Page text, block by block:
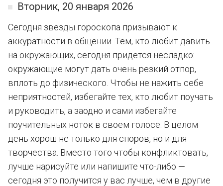
Вторник, 20 января 2026
Сегодня звезды гороскопа призывают к
аккуратности в общении. Тем, кто любит давить
на окружающих, сегодня придется несладко:
окружающие могут дать очень резкий отпор,
вплоть до физического. Чтобы не нажить себе
неприятностей, избегайте тех, кто любит поучать
и руководить, а заодно и сами избегайте
поучительных ноток в своем голосе. В целом
день хорош не только для споров, но и для
творчества. Вместо того чтобы конфликтовать,
лучше нарисуйте или напишите что-либо —
сегодня это получится у вас лучше, чем в другие